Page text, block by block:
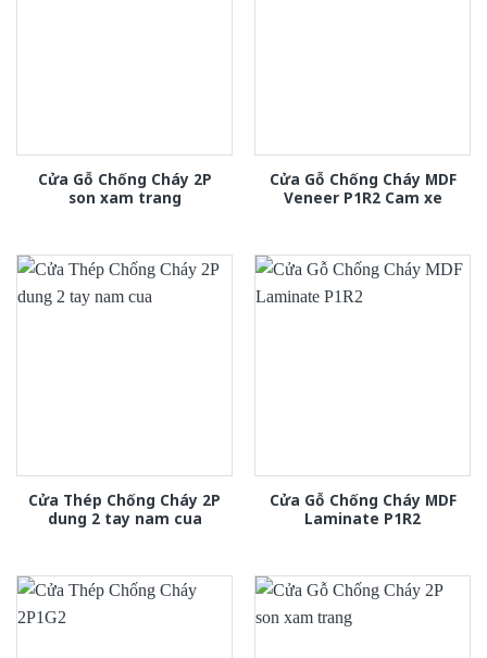
Cửa Gỗ Chống Cháy 2P
son xam trang
Cửa Gỗ Chống Cháy MDF
Veneer P1R2 Cam xe
Cửa Thép Chống Cháy 2P
dung 2 tay nam cua
Cửa Gỗ Chống Cháy MDF
Laminate P1R2